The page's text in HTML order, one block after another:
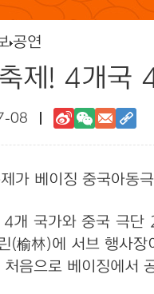
공연
제! 4개국
08
가 베이징 중국아동
개 국가와 중국 극
(榆林)에 서브 행사
음으로 베이징에서